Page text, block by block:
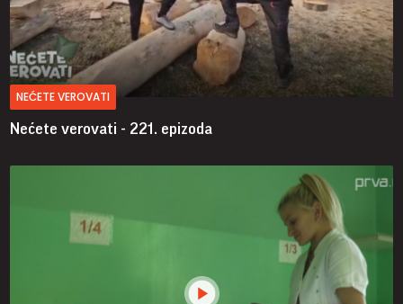
NEĆETE VEROVATI
Nećete verovati - 221. epizoda